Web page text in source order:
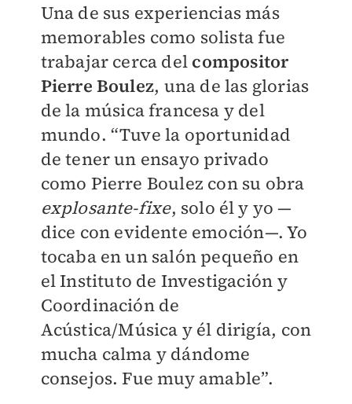
Una de sus experiencias más
memorables como solista fue
trabajar cerca del compositor
Pierre Boulez, una de las glorias
de la música francesa y del
mundo. “Tuve la oportunidad
de tener un ensayo privado
como Pierre Boulez con su obra
explosante-fixe, solo él y yo —
dice con evidente emoción—. Yo
tocaba en un salón pequeño en
el Instituto de Investigación y
Coordinación de
Acústica/Música y él dirigía, con
mucha calma y dándome
consejos. Fue muy amable”.